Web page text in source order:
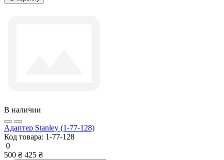
В наличии
Адаптер Stanley (1-77-128)
Код товара: 1-77-128
0
500 ₴ 425 ₴